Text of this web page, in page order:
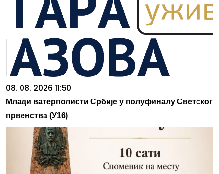
08. 08. 2026 11:50
Млади ватерполисти Србије у полуфиналу Светског
првенства (У16)